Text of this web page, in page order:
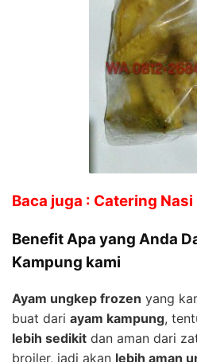
Baca juga : Catering Nasi
Benefit Apa yang Anda
Kampung kami
Ayam ungkep frozen yang
buat dari ayam kampung,
lebih sedikit dan aman dari
broiler, jadi akan lebih aman